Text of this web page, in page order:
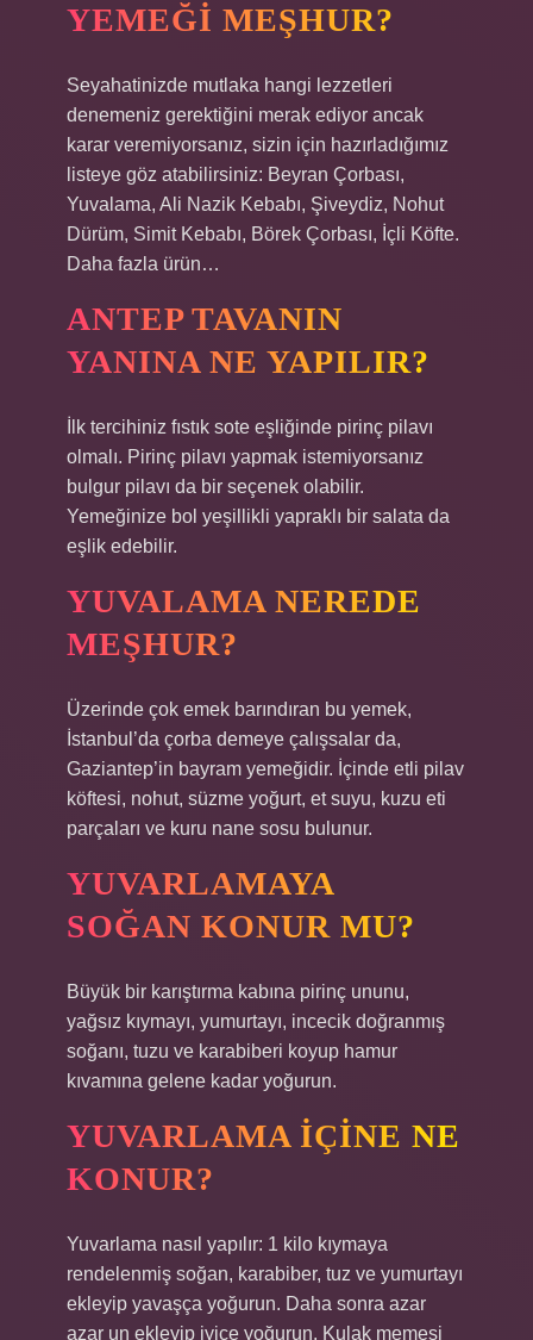
YEMEĞI MEŞHUR?
Seyahatinizde mutlaka hangi lezzetleri
denemeniz gerektiğini merak ediyor ancak
karar veremiyorsanız, sizin için hazırladığımız
listeye göz atabilirsiniz: Beyran Çorbası,
Yuvalama, Ali Nazik Kebabı, Şiveydiz, Nohut
Dürüm, Simit Kebabı, Börek Çorbası, İçli Köfte.
Daha fazla ürün…
ANTEP TAVANIN
YANINA NE YAPILIR?
İlk tercihiniz fıstık sote eşliğinde pirinç pilavı
olmalı. Pirinç pilavı yapmak istemiyorsanız
bulgur pilavı da bir seçenek olabilir.
Yemeğinize bol yeşillikli yapraklı bir salata da
eşlik edebilir.
YUVALAMA NEREDE
MEŞHUR?
Üzerinde çok emek barındıran bu yemek,
İstanbul’da çorba demeye çalışsalar da,
Gaziantep’in bayram yemeğidir. İçinde etli pilav
köftesi, nohut, süzme yoğurt, et suyu, kuzu eti
parçaları ve kuru nane sosu bulunur.
YUVARLAMAYA
SOĞAN KONUR MU?
Büyük bir karıştırma kabına pirinç ununu,
yağsız kıymayı, yumurtayı, incecik doğranmış
soğanı, tuzu ve karabiberi koyup hamur
kıvamına gelene kadar yoğurun.
YUVARLAMA IÇINE NE
KONUR?
Yuvarlama nasıl yapılır: 1 kilo kıymaya
rendelenmiş soğan, karabiber, tuz ve yumurtayı
ekleyip yavaşça yoğurun. Daha sonra azar
azar un ekleyip iyice yoğurun. Kulak memesi